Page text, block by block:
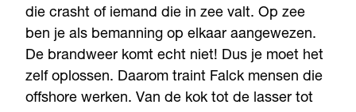
die crasht of iemand die in zee valt. Op zee
ben je als bemanning op elkaar aangewezen.
De brandweer komt echt niet! Dus je moet het
zelf oplossen. Daarom traint Falck mensen die
offshore werken. Van de kok tot de lasser tot